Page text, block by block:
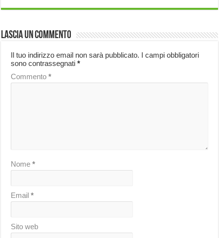
Lascia un commento
Il tuo indirizzo email non sarà pubblicato. I campi obbligatori
sono contrassegnati*
Commento*
Nome*
Email*
Sito web